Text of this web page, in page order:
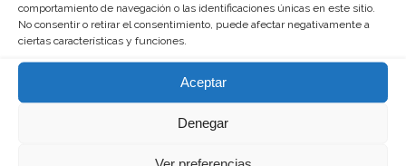
comportamiento de navegación o las identificaciones únicas en este sitio.
No consentir o retirar el consentimiento, puede afectar negativamente a
ciertas características y funciones.
Aceptar
Denegar
Fondo de fotografía de Feliz Año